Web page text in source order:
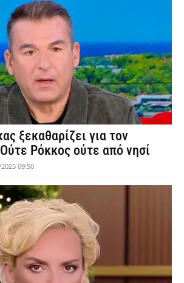
ξεκαθαρίζει για τον
Ρόκκος ούτε από νησί
09:50